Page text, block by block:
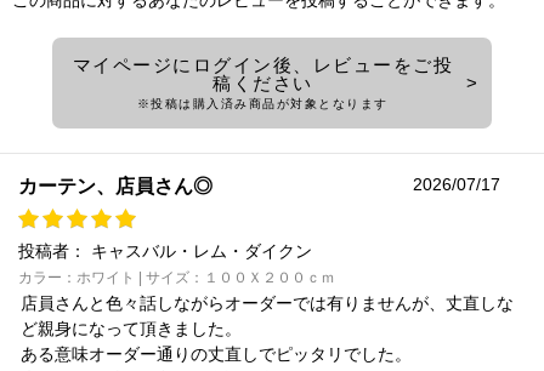
マイページにログイン後、レビューをご投
稿ください
※投稿は購入済み商品が対象となります
カーテン、店員さん◎ 2026/07/17
投稿者： キャスバル・レム・ダイクン
カラー：ホワイト | サイズ：１００Ｘ２００ｃｍ
店員さんと色々話しながらオーダーでは有りませんが、丈直しな
ど親身になって頂きました。
ある意味オーダー通りの丈直しでピッタリでした。